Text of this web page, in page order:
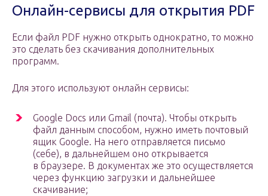
Онлайн-сервисы для открытия PDF
Если файл PDF нужно открыть однократно, то можно
это сделать без скачивания дополнительных
программ.
Для этого используют онлайн сервисы:
Google Docs или Gmail (почта). Чтобы открыть
файл данным способом, нужно иметь почтовый
ящик Google. На него отправляется письмо
(себе), в дальнейшем оно открывается
в браузере. В документах же это осуществляется
через функцию загрузки и дальнейшее
скачивание;